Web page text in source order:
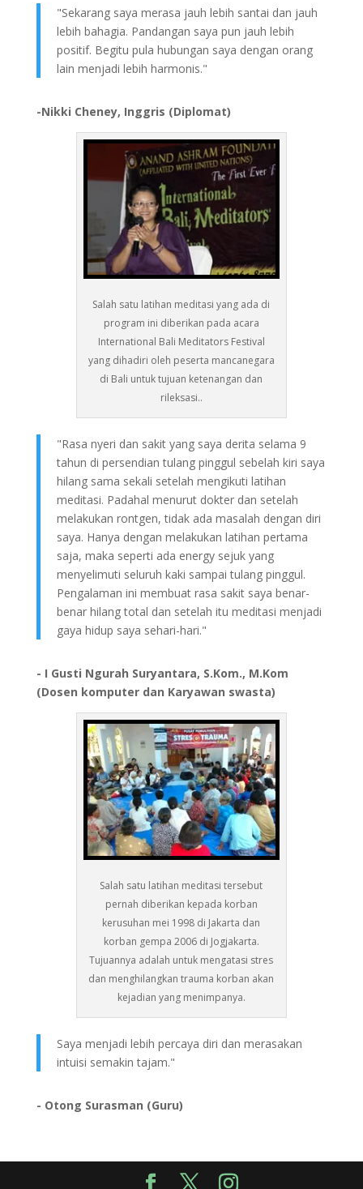
"Sekarang saya merasa jauh lebih santai dan jauh
lebih bahagia. Pandangan saya pun jauh lebih
positif. Begitu pula hubungan saya dengan orang
lain menjadi lebih harmonis."
-Nikki Cheney, Inggris (Diplomat)
Salah satu latihan meditasi yang ada di
program ini diberikan pada acara
International Bali Meditators Festival
yang dihadiri oleh peserta mancanegara
di Bali untuk tujuan ketenangan dan
rileksasi..
"Rasa nyeri dan sakit yang saya derita selama 9
tahun di persendian tulang pinggul sebelah kiri saya
hilang sama sekali setelah mengikuti latihan
meditasi. Padahal menurut dokter dan setelah
melakukan rontgen, tidak ada masalah dengan diri
saya. Hanya dengan melakukan latihan pertama
saja, maka seperti ada energy sejuk yang
menyelimuti seluruh kaki sampai tulang pinggul.
Pengalaman ini membuat rasa sakit saya benar-
benar hilang total dan setelah itu meditasi menjadi
gaya hidup saya sehari-hari."
- I Gusti Ngurah Suryantara, S.Kom., M.Kom
(Dosen komputer dan Karyawan swasta)
Salah satu latihan meditasi tersebut
pernah diberikan kepada korban
kerusuhan mei 1998 di Jakarta dan
korban gempa 2006 di Jogjakarta.
Tujuannya adalah untuk mengatasi stres
dan menghilangkan trauma korban akan
kejadian yang menimpanya.
Saya menjadi lebih percaya diri dan merasakan
intuisi semakin tajam."
- Otong Surasman (Guru)